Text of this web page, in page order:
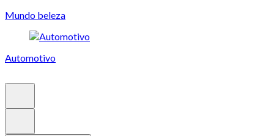
Mundo beleza
Automotivo